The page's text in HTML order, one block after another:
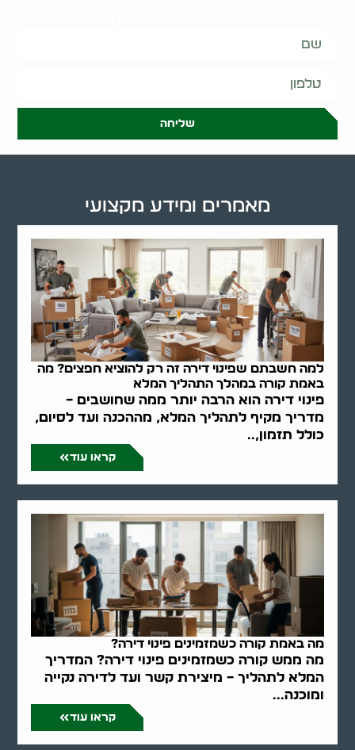
שליחה
למה חשבתם שפינוי דירה זה רק להוציא חפצים? מה
באמת קורה במהלך התהליך המלא
פינוי דירה הוא הרבה יותר ממה שחושבים –
מדריך מקיף לתהליך המלא, מההכנה ועד לסיום,
כולל תזמון,..
קראו עוד
מה באמת קורה כשמזמינים פינוי דירה?
מה ממש קורה כשמזמינים פינוי דירה? המדריך
המלא לתהליך – מיצירת קשר ועד לדירה נקייה
ומוכנה...
קראו עוד
מאמרים ומידע מקצועי